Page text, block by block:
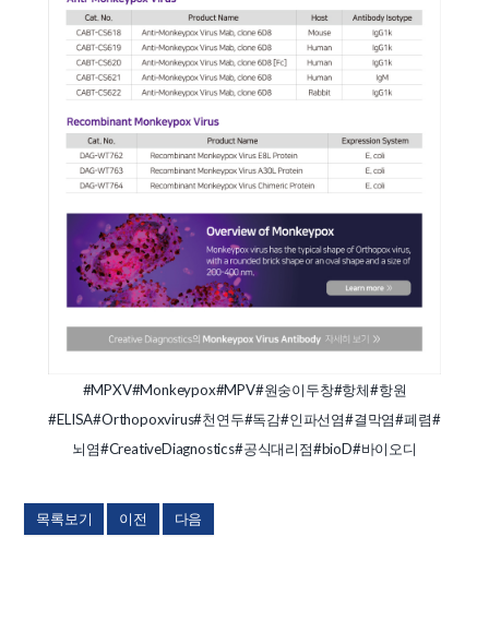
#MPXV#Monkeypox#MPV#원숭이두창#항체#항원
#ELISA#Orthopoxvirus#천연두#독감#인파선염#결막염#폐렴#
뇌염#CreativeDiagnostics#공식대리점#bioD#바이오디
목록보기 이전 다음